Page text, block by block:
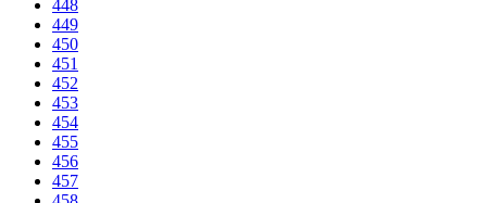
448
449
450
451
452
453
454
455
456
457